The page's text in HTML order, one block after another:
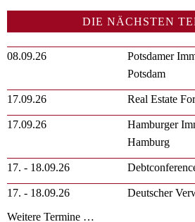
DIE NÄCHSTEN
08.09.26
Potsdamer
Potsdam
17.09.26 Real Estate
17.09.26
Hamburger
Hamburg
17. - 18.09.26
17. - 18.09.26
Deutscher
Weitere Termine …